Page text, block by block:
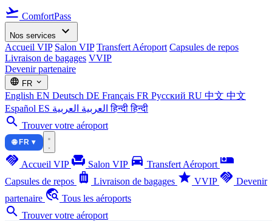
flight_takeoff ComfortPass
Nos services expand_more
Accueil VIP Salon VIP Transfert Aéroport Capsules de repos
Livraison de bagages VVIP
Devenir partenaire
language FR expand_more
English EN Deutsch DE Français FR Русский RU 中文 中文
Español ES العربية العربية हिन्दीहिन्दी
search Trouver votre aéroport
🌐 FR ▾
handshake Accueil VIP chair Salon VIP directions_car Transfert Aéroport airline_seat_individual_suite
Capsules de repos luggage Livraison de bagages star VVIP handshake Devenir
partenaire travel_explore Tous les aéroports
search Trouver votre aéroport